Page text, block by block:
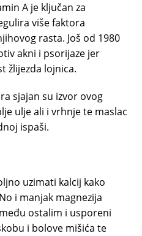
A je ključan za
više faktora
rasta. Još od 1980
akni i psorijaze jer
žlijezda lojnica.
sjajan su izvor ovog
ulje ali i vrhnje te maslac
ispaši.
uzimati kalcij kako
i manjak magnezija
ostalim i usporeni
i bolove mišića te